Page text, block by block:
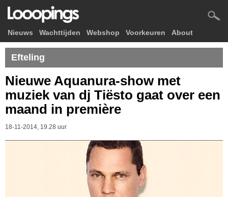
Nieuws Wachttijden Webshop Voorkeuren About
Efteling
Nieuwe Aquanura-show met
muziek van dj Tiësto gaat over een
maand in première
18-11-2014, 19.28 uur